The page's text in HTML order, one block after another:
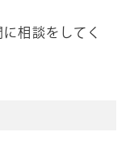
相談をしてく